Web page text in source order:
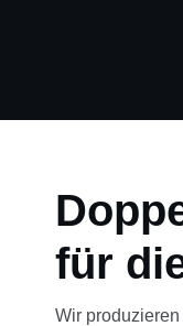
für
Wir